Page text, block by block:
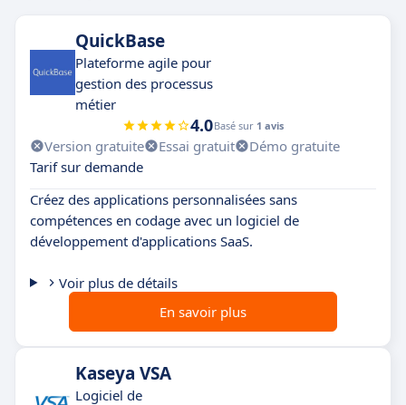
QuickBase
Plateforme agile pour
gestion des processus
métier
4.0Basé sur 1 avis
Version gratuite Essai gratuit
Démo gratuite
Tarif sur demande
Créez des applications personnalisées sans
compétences en codage avec un logiciel de
développement d'applications SaaS.
Voir plus de détails
En savoir plus
Kaseya VSA
Logiciel de